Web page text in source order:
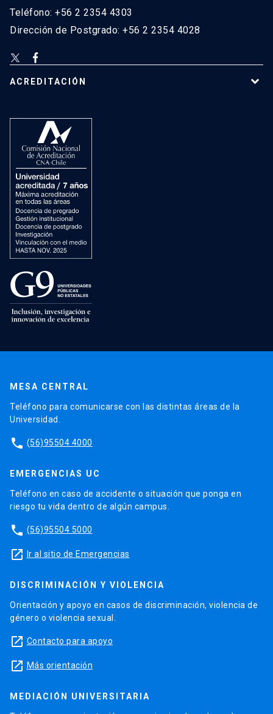
Teléfono: +56 2 2354 4303
Dirección de Postgrado: +56 2 2354 4028
ACREDITACIÓN
MESA CENTRAL
Teléfono para comunicarse con las distintas áreas de la
Universidad.
phone (56)95504 4000
EMERGENCIAS UC
Teléfono en caso de accidente o situación que ponga en
riesgo tu vida dentro de algún campus.
phone (56)95504 5000
launch Ir al sitio de Emergencias
DISCRIMINACIÓN Y VIOLENCIA
Orientación y apoyo en casos de discriminación, violencia de
género o violencia sexual.
launch Contacto para apoyo
launch Más orientación
MEDIACIÓN UNIVERSITARIA